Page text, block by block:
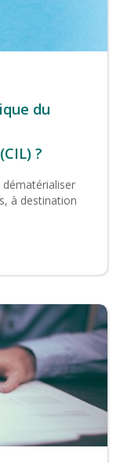
du
?
dématérialiser
à destination